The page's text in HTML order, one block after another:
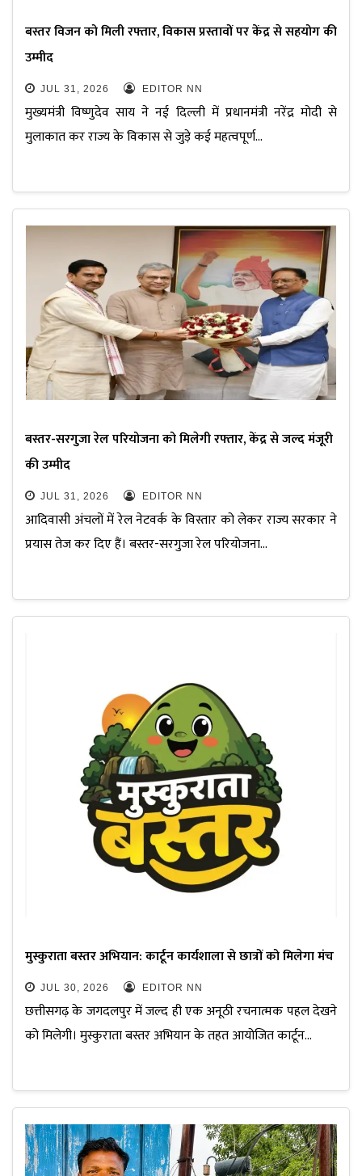
बस्तर विजन को मिली रफ्तार, विकास प्रस्तावों पर केंद्र से सहयोग की
उम्मीद
JUL 31, 2026 EDITOR NN
मुख्यमंत्री विष्णुदेव साय ने नई दिल्ली में प्रधानमंत्री नरेंद्र मोदी से
मुलाकात कर राज्य के विकास से जुड़े कई महत्वपूर्ण…
बस्तर-सरगुजा रेल परियोजना को मिलेगी रफ्तार, केंद्र से जल्द मंजूरी
की उम्मीद
JUL 31, 2026 EDITOR NN
आदिवासी अंचलों में रेल नेटवर्क के विस्तार को लेकर राज्य सरकार ने
प्रयास तेज कर दिए हैं। बस्तर-सरगुजा रेल परियोजना…
मुस्कुराता बस्तर अभियान: कार्टून कार्यशाला से छात्रों को मिलेगा मंच
JUL 30, 2026 EDITOR NN
छत्तीसगढ़ के जगदलपुर में जल्द ही एक अनूठी रचनात्मक पहल देखने
को मिलेगी। मुस्कुराता बस्तर अभियान के तहत आयोजित कार्टून…